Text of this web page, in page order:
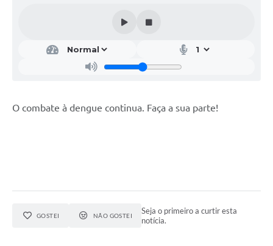
O combate à dengue continua. Faça a sua parte!
GOSTEI NÃO GOSTEI
Seja o primeiro a curtir esta
notícia.